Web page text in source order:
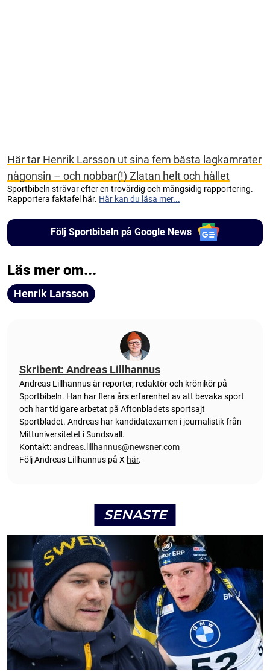
Här tar Henrik Larsson ut sina fem bästa lagkamrater
någonsin – och nobbar(!) Zlatan helt och hållet
Sportbibeln strävar efter en trovärdig och mångsidig rapportering.
Rapportera faktafel här. Här kan du läsa mer...
Följ Sportbibeln på Google News
Läs mer om...
Henrik Larsson
Skribent: Andreas Lillhannus
Andreas Lillhannus är reporter, redaktör och krönikör på
Sportbibeln. Han har flera års erfarenhet av att bevaka sport
och har tidigare arbetat på Aftonbladets sportsajt
Sportbladet. Andreas har kandidatexamen i journalistik från
Mittuniversitetet i Sundsvall.
Kontakt:andreas.lillhannus@newsner.com
Följ Andreas Lillhannus på X här.
SENASTE